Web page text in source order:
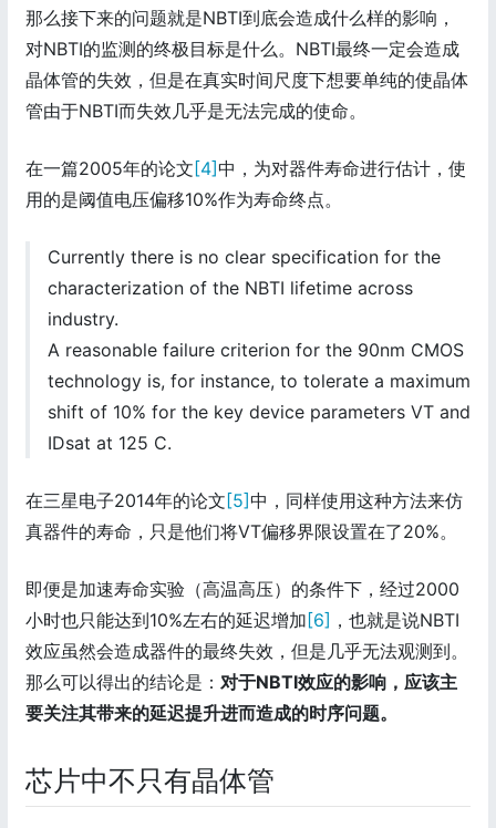
那么接下来的问题就是NBTI到底会造成什么样的影响，
对NBTI的监测的终极目标是什么。NBTI最终一定会造成
晶体管的失效，但是在真实时间尺度下想要单纯的使晶体
管由于NBTI而失效几乎是无法完成的使命。
在一篇2005年的论文 [4]中，为对器件寿命进行估计，使
用的是阈值电压偏移10%作为寿命终点。
Currently there is no clear specification for the
characterization of the NBTI lifetime across
industry.
A reasonable failure criterion for the 90nm CMOS
technology is, for instance, to tolerate a maximum
shift of 10% for the key device parameters VT and
IDsat at 125 C.
在三星电子2014年的论文 [5]中，同样使用这种方法来仿
真器件的寿命，只是他们将VT偏移界限设置在了20%。
即便是加速寿命实验（高温高压）的条件下，经过2000
小时也只能达到10%左右的延迟增加 [6] ，也就是说NBTI
效应虽然会造成器件的最终失效，但是几乎无法观测到。
那么可以得出的结论是： 对于NBTI效应的影响，应该主
要关注其带来的延迟提升进而造成的时序问题。
芯片中不只有晶体管